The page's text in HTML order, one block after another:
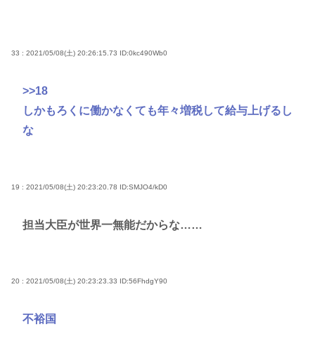
33 : 2021/05/08(土) 20:26:15.73 ID:0kc490Wb0
>>18
しかもろくに働かなくても年々増税して給与上げるし
な
19 : 2021/05/08(土) 20:23:20.78 ID:SMJO4/kD0
担当大臣が世界一無能だからな……
20 : 2021/05/08(土) 20:23:23.33 ID:56FhdgY90
不裕国